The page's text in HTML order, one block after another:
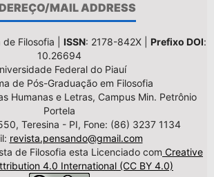
MAIL ADDRESS
Filosofia | ISSN: 2178-842X | Prefixo DOI:
10.26694
Federal do Piauí
de Pós-Graduação em Filosofia
Humanas e Letras, Campus Min. Petrônio
Portela
Teresina - PI, Fone: (86) 3237 1134
revista.pensando@gmail.com
de Filosofia esta Licenciado com Creative
4.0 International (CC BY 4.0)